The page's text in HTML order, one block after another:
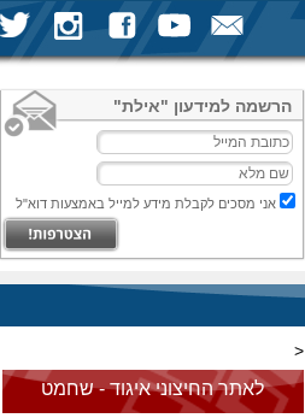
הרשמה למידעון "אילת"
אני מסכים לקבלת מידע למייל באמצעות דוא"ל
<
לאתר החיצוני איגוד - שחמט